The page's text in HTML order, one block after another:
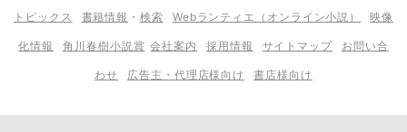
トピックス 書籍情報 ・検索 Webランティエ（オンライン小説） 映像
化情報 角川春樹小説賞 会社案内 採用情報 サイトマップ お問い合
わせ 広告主・代理店様向け 書店様向け